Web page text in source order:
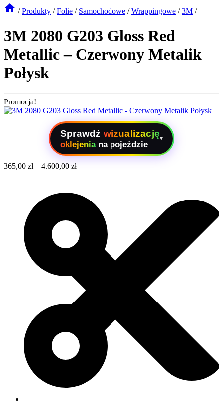
/ Produkty / Folie / Samochodowe / Wrappingowe / 3M /
3M 2080 G203 Gloss Red
Metallic – Czerwony Metalik
Połysk
Promocja!
Sprawdź wizualizację
oklejenia na pojeździe
▾
365,00 zł– 4.600,00 zł